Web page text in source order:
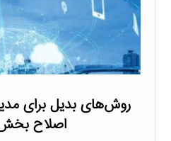
روش‌های بدیل برای
اصلاح